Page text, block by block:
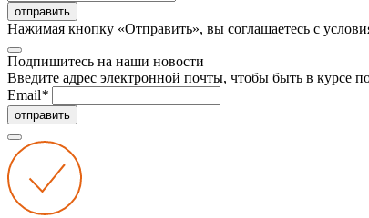
отправить
Нажимая кнопку «Отправить», вы соглашаетесь с
Подпишитесь на наши новости
Введите адрес электронной почты, чтобы быть в курсе
Email*
отправить